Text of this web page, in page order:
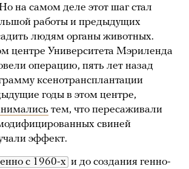
на самом деле этот шаг стал
работы и предыдущих
людям органы животных.
центре Университета Мэриленда
операцию, пять лет назад
ксенотрансплантации
годы в этом центре,
тем, что пересаживали
свиней
эффект.
с 1960-х и до создания генно-